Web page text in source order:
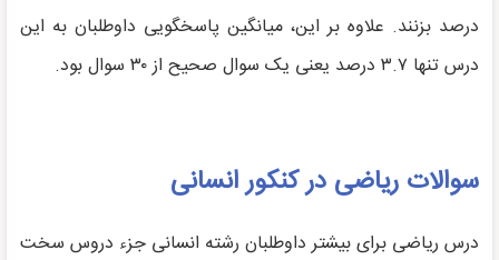
درصد بزنند. علاوه بر این، میانگین پاسخگویی داوطلبان به این
درس تنها ۳.۷ درصد یعنی یک سوال صحیح از ۳۰ سوال بود.
سوالات ریاضی در کنکور انسانی
درس ریاضی برای بیشتر داوطلبان رشته انسانی جزء دروس سخت